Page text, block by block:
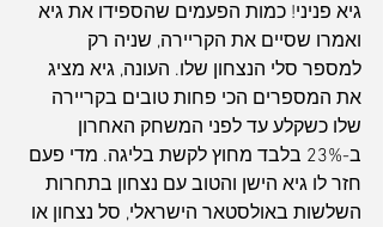
גיא פניני! כמות הפעמים שהספידו את גיא
ואמרו שסיים את הקריירה, שניה רק
למספר סלי הנצחון שלו. העונה, גיא מציג
את המספרים הכי פחות טובים בקריירה
שלו כשקלע עד לפני המשחק האחרון
ב-23% בלבד מחוץ לקשת בליגה. מדי פעם
חזר לו גיא הישן והטוב עם נצחון בתחרות
השלשות באולסטאר הישראלי, סל נצחון או